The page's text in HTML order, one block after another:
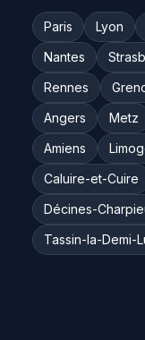
Paris Lyon
Nantes
Rennes
Angers
Metz
Amiens
Caluire-et-Cuire
Décines-
Tassin-la-Demi-